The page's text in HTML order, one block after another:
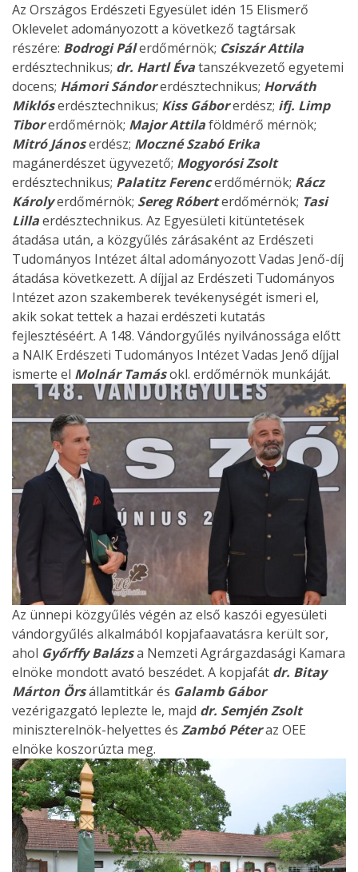
Az Országos Erdészeti Egyesület idén 15 Elismerő
Oklevelet adományozott a következő tagtársak
részére: Bodrogi Pálerdőmérnök; Csiszár Attila
erdésztechnikus; dr. Hartl Évatanszékvezető egyetemi
docens; Hámori Sándorerdésztechnikus; Horváth
Miklóserdésztechnikus; Kiss Gáborerdész; ifj. Limp
Tiborerdőmérnök; Major Attilaföldmérő mérnök;
Mitró Jánoserdész; Moczné Szabó Erika
magánerdészet ügyvezető; Mogyorósi Zsolt
erdésztechnikus; Palatitz Ferencerdőmérnök; Rácz
Károlyerdőmérnök; Sereg Róberterdőmérnök; Tasi
Lillaerdésztechnikus. Az Egyesületi kitüntetések
átadása után, a közgyűlés zárásaként az Erdészeti
Tudományos Intézet által adományozott Vadas Jenő-díj
átadása következett. A díjjal az Erdészeti Tudományos
Intézet azon szakemberek tevékenységét ismeri el,
akik sokat tettek a hazai erdészeti kutatás
fejlesztéséért. A 148. Vándorgyűlés nyilvánossága előtt
a NAIK Erdészeti Tudományos Intézet Vadas Jenő díjjal
ismerte el Molnár Tamásokl. erdőmérnök munkáját.
Az ünnepi közgyűlés végén az első kaszói egyesületi
vándorgyűlés alkalmából kopjafaavatásra került sor,
ahol Győrffy Balázsa Nemzeti Agrárgazdasági Kamara
elnöke mondott avató beszédet. A kopjafát dr. Bitay
Márton Örsállamtitkár és Galamb Gábor
vezérigazgató leplezte le, majd dr. Semjén Zsolt
miniszterelnök-helyettes és Zambó Péteraz OEE
elnöke koszorúzta meg.